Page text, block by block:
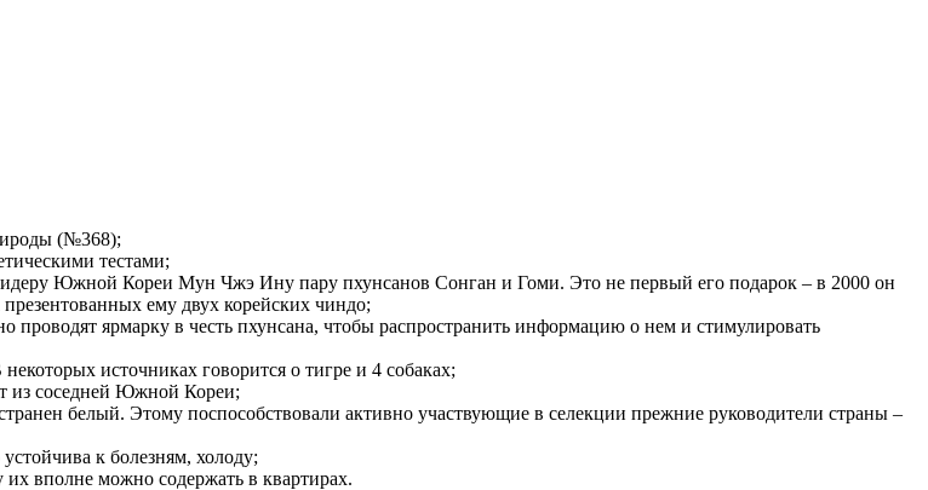
(№368);
тестами;
Южной Кореи Мун Чжэ Ину пару пхунсанов Сонган и Гоми. Это не первый его подарок – в 2000 он
ему двух корейских чиндо;
ярмарку в честь пхунсана, чтобы распространить информацию о нем и стимулировать
источниках говорится о тигре и 4 собаках;
из соседней Южной Кореи;
белый. Этому поспособствовали активно участвующие в селекции прежние руководители страны –
к болезням, холоду;
их вполне можно содержать в квартирах.